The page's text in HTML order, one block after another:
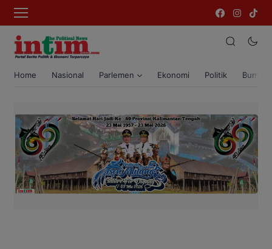
Home Nasional Parlemen Ekonomi Politik Bumi